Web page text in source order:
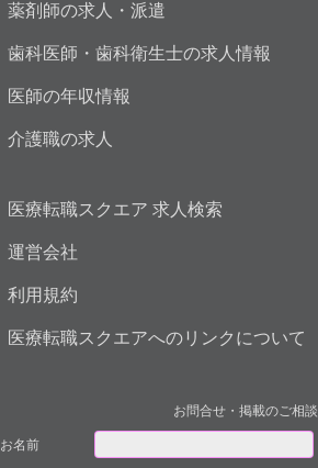
薬剤師の求人・派遣
歯科医師・歯科衛生士の求人情報
医師の年収情報
介護職の求人
医療転職スクエア 求人検索
運営会社
利用規約
医療転職スクエアへのリンクについて
お問合せ・掲載のご相談
お名前